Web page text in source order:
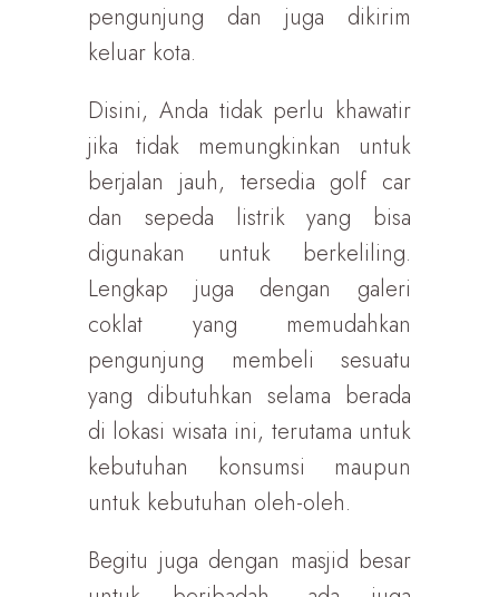
pengunjung dan juga dikirim
keluar kota.
Disini, Anda tidak perlu khawatir
jika tidak memungkinkan untuk
berjalan jauh, tersedia golf car
dan sepeda listrik yang bisa
digunakan untuk berkeliling.
Lengkap juga dengan galeri
coklat yang memudahkan
pengunjung membeli sesuatu
yang dibutuhkan selama berada
di lokasi wisata ini, terutama untuk
kebutuhan konsumsi maupun
untuk kebutuhan oleh-oleh.
Begitu juga dengan masjid besar